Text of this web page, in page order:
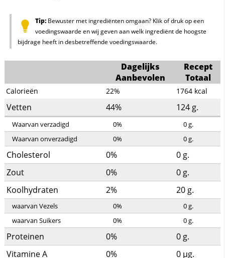
Tip:Bewuster met ingrediënten omgaan? Klik of druk op een
voedingswaarde en wij geven aan welk ingrediënt de hoogste
bijdrage heeft in desbetreffende voedingswaarde.
Dagelijks
Aanbevolen
Recept
Totaal
Calorieën 22% 1764 kcal
Vetten 44% 124 g.
Waarvan verzadigd 0% 0g.
Waarvan onverzadigd
0% 0g.
Cholesterol 0% 0 g.
Zout
0% 0 g.
Koolhydraten
2% 20 g.
waarvan Vezels 0% 0g.
waarvan Suikers
0% 0g.
Proteinen 0% 0 g.
Vitamine A
0% 0 µg.